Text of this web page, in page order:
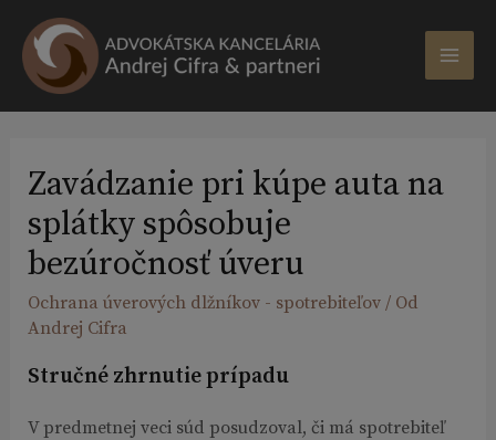
Preskočiť
obsah
Zavádzanie pri kúpe auta na
splátky spôsobuje
bezúročnosť úveru
Ochrana úverových dlžníkov - spotrebiteľov/ Od
Andrej Cifra
Stručné zhrnutie prípadu
V predmetnej veci súd posudzoval, či má spotrebiteľ